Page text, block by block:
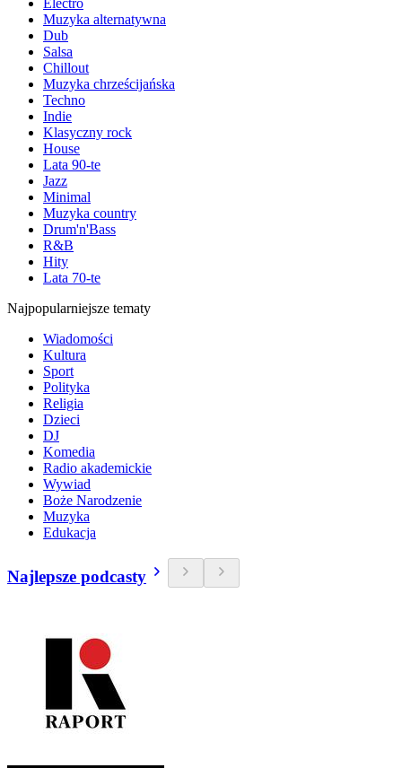
Electro
Muzyka alternatywna
Dub
Salsa
Chillout
Muzyka chrześcijańska
Techno
Indie
Klasyczny rock
House
Lata 90-te
Jazz
Minimal
Muzyka country
Drum'n'Bass
R&B
Hity
Lata 70-te
Najpopularniejsze tematy
Wiadomości
Kultura
Sport
Polityka
Religia
Dzieci
DJ
Komedia
Radio akademickie
Wywiad
Boże Narodzenie
Muzyka
Edukacja
Najlepsze podcasty